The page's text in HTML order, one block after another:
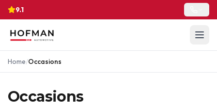
9.1
Home/Occasions
Occasions